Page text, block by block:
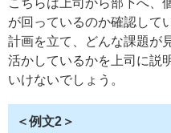
こちらは上司から部下へ、
が回っているのか確認して
計画を立て、どんな課題が
活かしているかを上司に説
いけないでしょう。
＜例文2＞